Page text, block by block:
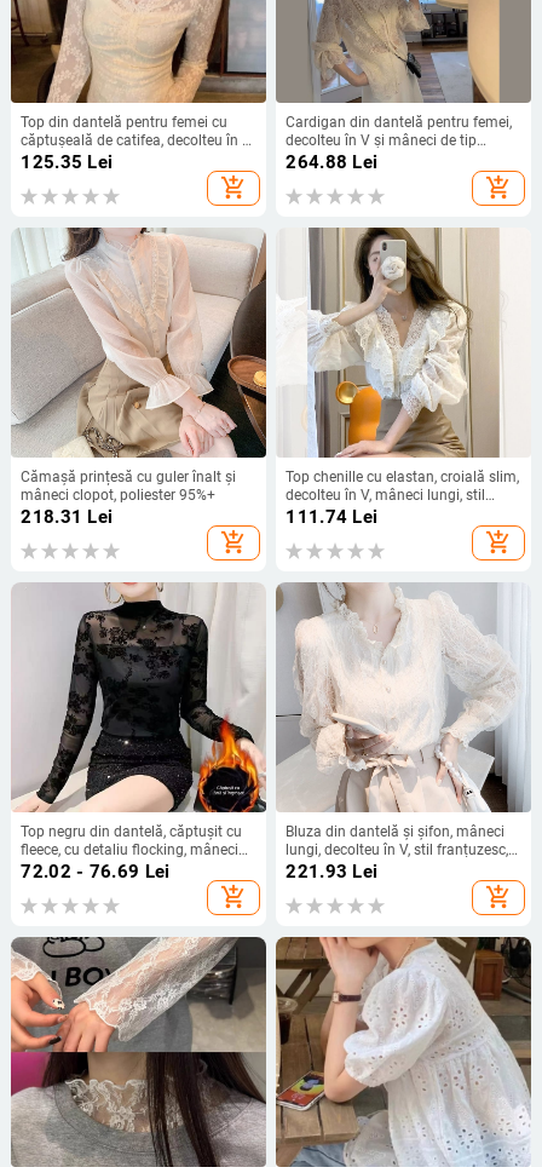
Top din dantelă pentru femei cu
căptușeală de catifea, decolteu în V,
mâneci lungi, croială slim, top
125.35 Lei
add_shopping_cart
Cardigan din dantelă pentru femei,
decolteu în V și mâneci de tip
prințesă, amestec polyester-elastan,
conținutul principal al țesăturii 90–
95%, Primăvara 2025
264.88 Lei
add_shopping_cart
Cămașă prințesă cu guler înalt și
mâneci clopot, poliester 95%+
218.31 Lei
add_shopping_cart
Top chenille cu elastan, croială slim,
decolteu în V, mâneci lungi, stil
pulover
111.74 Lei
add_shopping_cart
Top negru din dantelă, căptușit cu
fleece, cu detaliu flocking, mâneci
lungi, plasă, guler semi-înalt
72.02 - 76.69 Lei
add_shopping_cart
Bluza din dantelă și șifon, mâneci
lungi, decolteu în V, stil franțuzesc,
feminină și delicată
221.93 Lei
add_shopping_cart